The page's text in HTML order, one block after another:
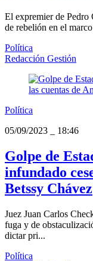
El expremier de Pedro
de rebelión en el
Política
Redacción Gestión
Política
05/09/2023
18:46
Golpe de
infundado
Betssy Chávez
Juez Juan Carlos
fuga y de
dictar pri...
Política